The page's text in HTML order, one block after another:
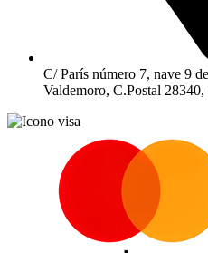
C/ París número 7, nave 9
Valdemoro, C.Postal